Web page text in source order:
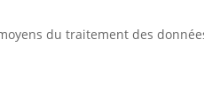
du traitement des